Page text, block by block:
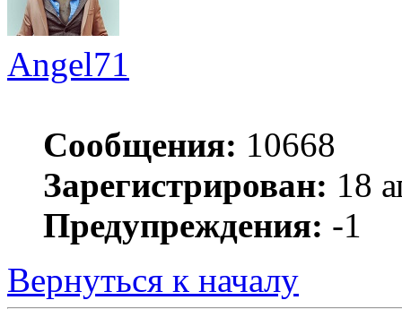
Angel71
Сообщения: 10668
Зарегистрирован: 18
Предупреждения: -1
Вернуться к началу